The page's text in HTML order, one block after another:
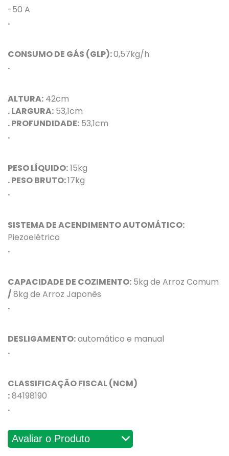
-50 A
.
CONSUMO DE GÁS (GLP):0,57kg/h
.
ALTURA: 42cm
. LARGURA: 53,1cm
. PROFUNDIDADE: 53,1cm
.
PESO LÍQUIDO:15kg
. PESO BRUTO:17kg
.
SISTEMA DE ACENDIMENTO AUTOMÁTICO:
Piezoelétrico
.
CAPACIDADE DE COZIMENTO: 5kg de Arroz Comum
/8kg de Arroz Japonês
.
DESLIGAMENTO:automático e manual
.
CLASSIFICAÇÃO FISCAL (NCM)
:84198190
.
Avaliações